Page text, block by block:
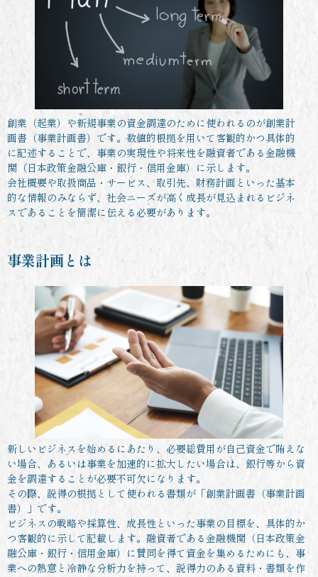
創業（起業）や新規事業の資金調達のために使われるのが創業計
画書（事業計画書）です。数値的根拠を用いて客観的かつ具体的
に記述することで、事業の実現性や将来性を融資者である金融機
関（日本政策金融公庫・銀行・信用金庫）に示します。
会社概要や取扱商品・サービス、取引先、財務計画といった基本
的な情報のみならず、社会ニーズが高く成長が見込まれるビジネ
スであることを簡潔に伝える必要があります。
事業計画とは
新しいビジネスを始めるにあたり、必要総費用が自己資金で賄えな
い場合、あるいは事業を加速的に拡大したい場合は、銀行等から資
金を調達することが必要不可欠になります。
その際、説得の根拠として使われる書類が「創業計画書（事業計画
書）」です。
ビジネスの戦略や採算性、成長性といった事業の目標を、具体的か
つ客観的に示して記載します。融資者である金融機関（日本政策金
融公庫・銀行・信用金庫）に賛同を得て資金を集めるためにも、事
業への熱意と冷静な分析力を持って、説得力のある資料・書類を作